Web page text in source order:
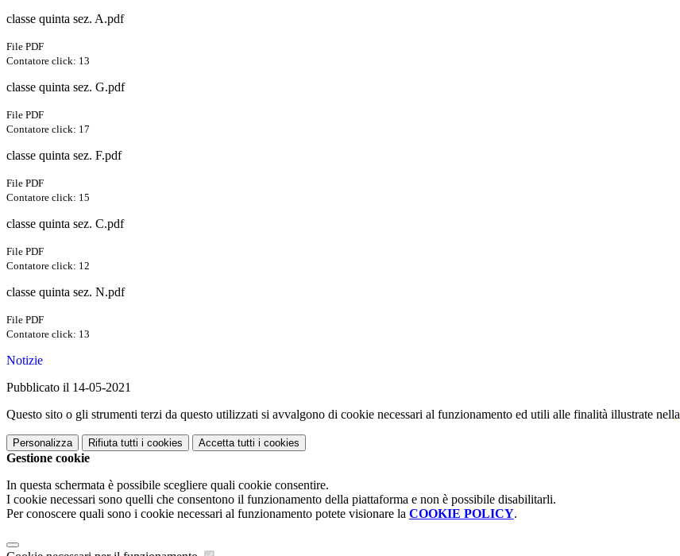
classe quinta sez. A.pdf
File PDF
Contatore click: 13
classe quinta sez. G.pdf
File PDF
Contatore click: 17
classe quinta sez. F.pdf
File PDF
Contatore click: 15
classe quinta sez. C.pdf
File PDF
Contatore click: 12
classe quinta sez. N.pdf
File PDF
Contatore click: 13
Notizie
Pubblicato il 14-05-2021
Questo sito o gli strumenti terzi da questo utilizzati si avvalgono di cookie necessari al funzionamento ed utili alle finalità illustrate nella
Personalizza Rifiuta tutti i cookies Accetta tutti i cookies
Gestione cookie
In questa schermata è possibile scegliere quali cookie consentire.
I cookie necessari sono quelli che consentono il funzionamento della piattaforma e non è possibile disabilitarli.
Per conoscere quali sono i cookie necessari al funzionamento potete visionare la COOKIE POLICY.